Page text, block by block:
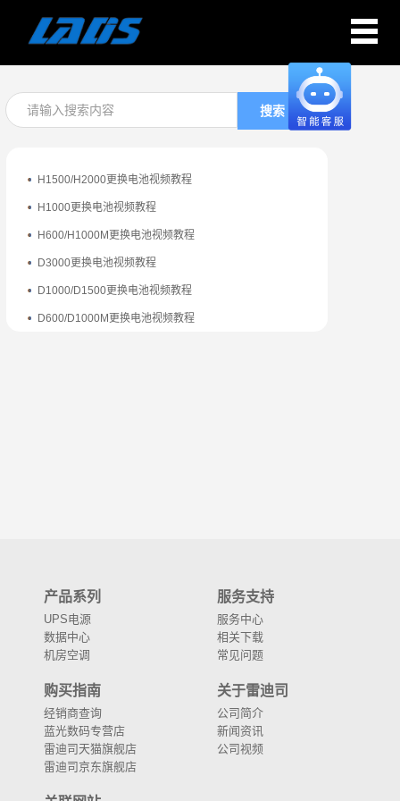
搜索
H1500/H2000更换电池视频教程
H1000更换电池视频教程
H600/H1000M更换电池视频教程
D3000更换电池视频教程
D1000/D1500更换电池视频教程
D600/D1000M更换电池视频教程
产品系列
UPS电源
数据中心
机房空调
服务支持
服务中心
相关下载
常见问题
购买指南
经销商查询
蓝光数码专营店
雷迪司天猫旗舰店
雷迪司京东旗舰店
关于雷迪司
公司简介
新闻资讯
公司视频